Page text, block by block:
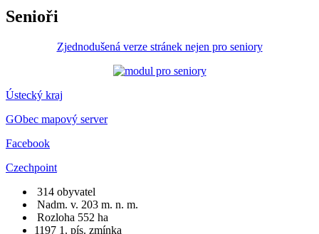
Senioři
Zjednodušená verze stránek nejen pro seniory
Ústecký kraj
GObec mapový server
Facebook
Czechpoint
314 obyvatel
Nadm. v. 203 m. n. m.
Rozloha 552 ha
1197 1. pís. zmínka